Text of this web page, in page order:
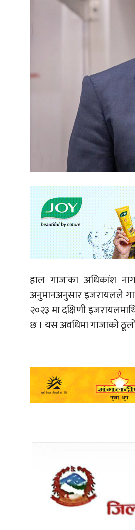
हाल गाजाका अधिकांश
अनुमानअनुसार इजरायलले
२०२३ मा दक्षिणी
छ । यस अवधिमा गाजाको